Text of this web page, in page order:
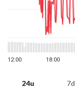
24u 7d